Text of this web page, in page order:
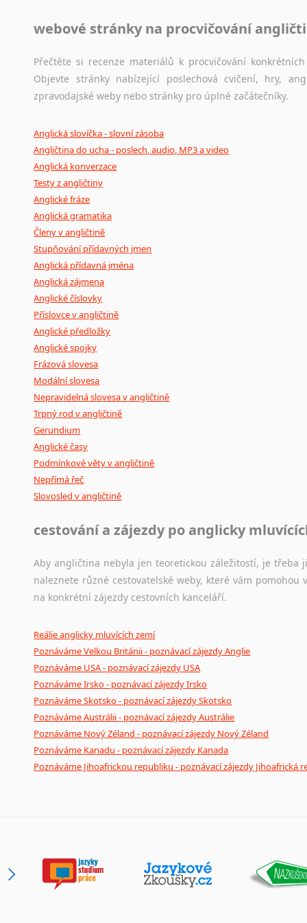
webové stránky na procvičování
Přečtěte si recenze materiálů k procvičování
Objevte stránky nabízející poslechová cvičení, hry,
zpravodajské weby nebo stránky pro úplné začátečníky.
Anglická slovíčka - slovní zásoba
Angličtina do ucha - poslech, audio, MP3 a video
Anglická konverzace
Testy z angličtiny
Anglické fráze
Anglická gramatika
Členy v angličtině
Stupňování přídavných jmen
Anglická přídavná jména
Anglická zájmena
Anglické číslovky
Příslovce v angličtině
Anglické předložky
Anglické spojky
Frázová slovesa
Modální slovesa
Nepravidelná slovesa v angličtině
Trpný rod v angličtině
Gerundium
Anglické časy
Podmínkové věty v angličtině
Nepřímá řeč
Slovosled v angličtině
cestování a zájezdy po anglicky
Aby angličtina nebyla jen teoretickou záležitostí, je
naleznete různé cestovatelské weby, které vám
na konkrétní zájezdy cestovních kanceláří.
Reálie anglicky mluvících zemí
Poznáváme Velkou Británii - poznávací zájezdy Anglie
Poznáváme USA - poznávací zájezdy USA
Poznáváme Irsko - poznávací zájezdy Irsko
Poznáváme Skotsko - poznávací zájezdy Skotsko
Poznáváme Austrálii - poznávací zájezdy Austrálie
Poznáváme Nový Zéland - poznávací zájezdy Nový Zéland
Poznáváme Kanadu - poznávací zájezdy Kanada
Poznáváme Jihoafrickou republiku - poznávací zájezdy Jihoafrická